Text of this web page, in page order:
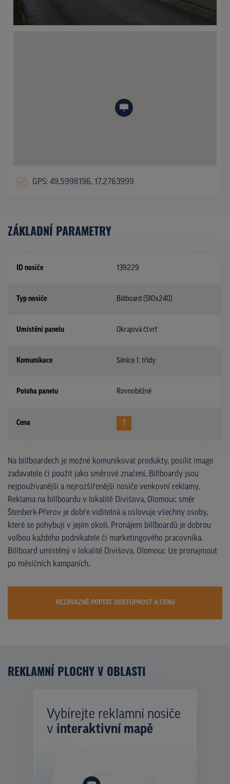
GPS: 49.5998196, 17.2763999
ZÁKLADNÍ PARAMETRY
ID nosiče 139229
Typ nosiče Billboard (510x240)
Umístění panelu Okrajová čtvrť
Komunikace Silnice 1. třídy
Poloha panelu Rovnoběžně
Cena ?
Na billboardech je možné komunikovat produkty, posílit image
zadavatele či použít jako směrové značení. Billboardy jsou
nejpoužívanější a nejrozšířenější nosiče venkovní reklamy.
Reklama na billboardu v lokalitě Divišova, Olomouc směr
Štenberk-Přerov je dobře viditelná a oslovuje všechny osoby,
které se pohybují v jejím okolí. Pronájem billboardů je dobrou
volbou každého podnikatele či marketingového pracovníka.
Billboard umístěný v lokalitě Divišova, Olomouc lze pronajmout
po měsíčních kampaních.
NEZÁVAZNĚ POPTAT DOSTUPNOST A CENU
REKLAMNÍ PLOCHY V OBLASTI
Vybírejte reklamní nosiče
v interaktivní mapě